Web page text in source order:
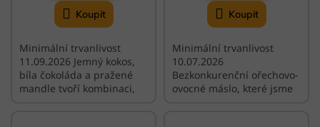
Minimální trvanlivost
11.09.2026 Jemný kokos,
bíla čokoláda a pražené
mandle tvoří kombinaci,
Minimální trvanlivost
10.07.2026
Bezkonkurenční ořechovo-
ovocné máslo, které jsme